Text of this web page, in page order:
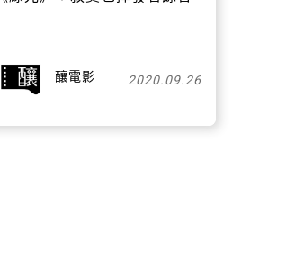
釀電影 2020.09.26